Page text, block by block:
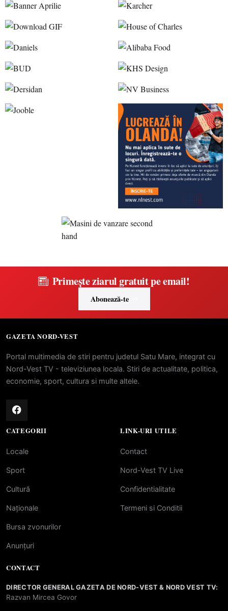
Primește ziarul gratuit pe email!
Abonează-te
GAZETA NORD-VEST
Portal multimedia de stiri pentru judetul Satu Mare, integrat cu
Nord-Vest TV - televiziunea locala. Stiri de actualitate, politica,
economie, sport, cultura si multe altele.
CATEGORII
Locale
Sport
Cultură
Naționale
Bursa zvonurilor
Anunțuri
LINK-URI UTILE
Contact
Nord-Vest TV Live
Confidentialitate
Termeni si Conditii
CONTACT
DIRECTOR GENERAL GAZETA DE NORD-VEST & NORD VEST TV:
Razvan Mircea Govor